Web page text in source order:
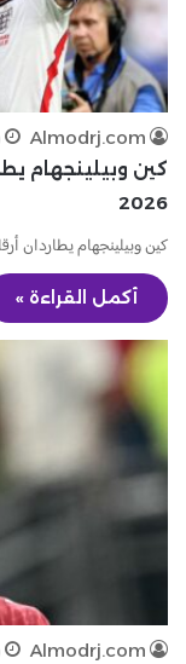
Almodrj.com
كين وبيلينجهام
2026
كين وبيلينجهام يطاردان أرقاماً
أكمل القراءة »
Almodrj.com